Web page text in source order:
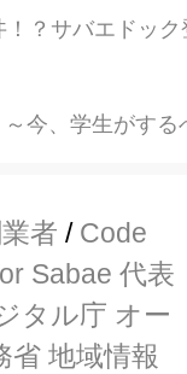
？サバエドッ
今、学生がする
者 / Code
Sabae 代表
タル庁 オー
省 地域情報